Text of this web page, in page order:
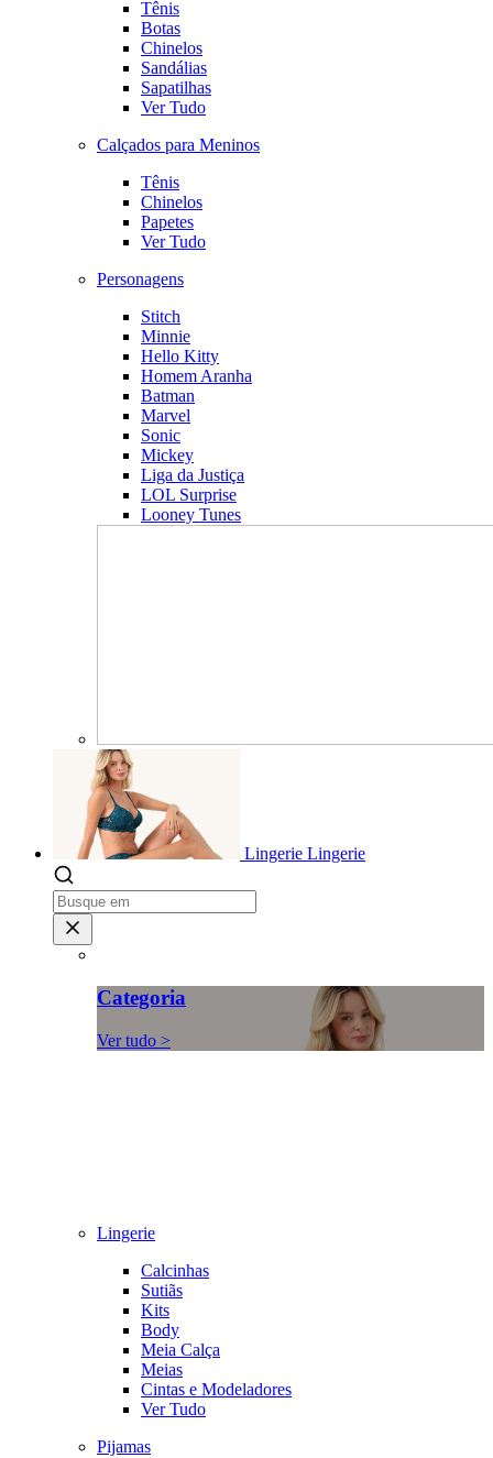
Tênis
Botas
Chinelos
Sandálias
Sapatilhas
Ver Tudo
Calçados para Meninos
Tênis
Chinelos
Papetes
Ver Tudo
Personagens
Stitch
Minnie
Hello Kitty
Homem Aranha
Batman
Marvel
Sonic
Mickey
Liga da Justiça
LOL Surprise
Looney Tunes
Lingerie Lingerie
Categoria
Ver tudo >
Lingerie
Calcinhas
Sutiãs
Kits
Body
Meia Calça
Meias
Cintas e Modeladores
Ver Tudo
Pijamas